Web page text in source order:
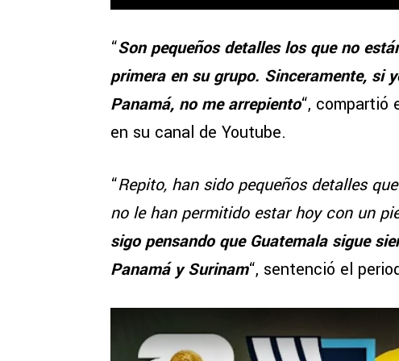
“Son pequeños detalles los que no
primera en su grupo. Sinceramente, si
Panamá, no me arrepiento“, compartió
en su canal de Youtube.
“Repito, han sido pequeños detalles
no le han permitido estar hoy con un
sigo pensando que Guatemala sigue
Panamá y Surinam“, sentenció el